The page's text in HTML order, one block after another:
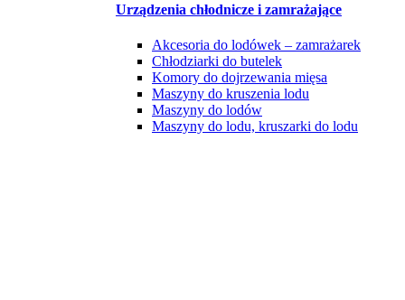
Urządzenia chłodnicze i zamrażające
Akcesoria do lodówek – zamrażarek
Chłodziarki do butelek
Komory do dojrzewania mięsa
Maszyny do kruszenia lodu
Maszyny do lodów
Maszyny do lodu, kruszarki do lodu